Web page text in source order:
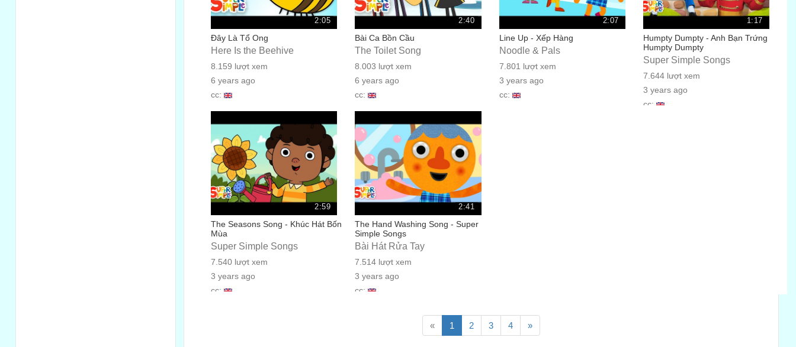
2:05
Đây Là Tổ Ong
Here Is the Beehive
8.159 lượt xem
6 years ago
cc:
2:40
Bài Ca Bồn Cầu
The Toilet Song
8.003 lượt xem
6 years ago
cc:
2:07
Line Up - Xếp Hàng
Noodle & Pals
7.801 lượt xem
3 years ago
cc:
1:17
Humpty Dumpty - Anh Bạn Trứng
Humpty Dumpty
Super Simple Songs
7.644 lượt xem
3 years ago
cc:
2:59
The Seasons Song - Khúc Hát Bốn
Mùa
Super Simple Songs
7.540 lượt xem
3 years ago
cc:
2:41
The Hand Washing Song - Super
Simple Songs
Bài Hát Rửa Tay
7.514 lượt xem
3 years ago
cc:
« 1 2 3 4 »